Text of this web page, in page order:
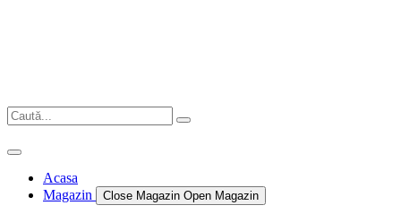
Acasa
Magazin
Close Magazin Open Magazin